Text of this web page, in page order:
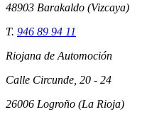
48903 Barakaldo (Vizcaya)
T. 946 89 94 11
Riojana de Automoción
Calle Circunde, 20 - 24
26006 Logroño (La Rioja)